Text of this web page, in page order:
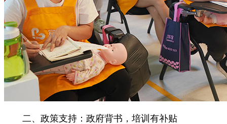
二、政策支持：政府背书，培训有补贴